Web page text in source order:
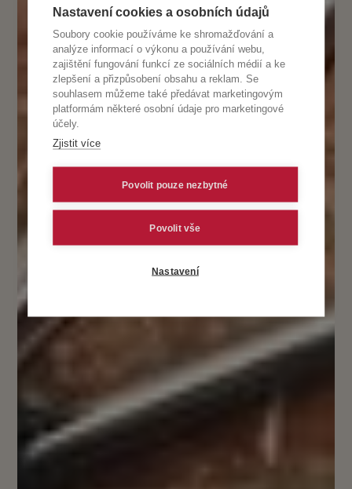
Nastavení cookies a osobních údajů
Soubory cookie používáme ke shromažďování a
analýze informací o výkonu a používání webu,
zajištění fungování funkcí ze sociálních médií a ke
zlepšení a přizpůsobení obsahu a reklam. Se
souhlasem můžeme také předávat marketingovým
platformám některé osobní údaje pro marketingové
účely.
Zjistit více
Povolit pouze nezbytné
Povolit vše
Nastavení